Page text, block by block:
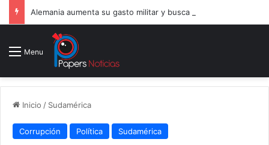
Menu
Inicio / Sudamérica
Corrupción Política Sudamérica